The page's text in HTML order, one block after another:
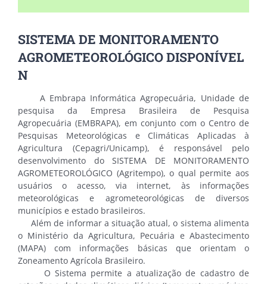
SISTEMA DE MONITORAMENTO
AGROMETEOROLÓGICO DISPONÍVEL
N
A Embrapa Informática Agropecuária, Unidade de
pesquisa da Empresa Brasileira de Pesquisa
Agropecuária (EMBRAPA), em conjunto com o Centro de
Pesquisas Meteorológicas e Climáticas Aplicadas à
Agricultura (Cepagri/Unicamp), é responsável pelo
desenvolvimento do SISTEMA DE MONITORAMENTO
AGROMETEOROLÓGICO (Agritempo), o qual permite aos
usuários o acesso, via internet, às informações
meteorológicas e agrometeorológicas de diversos
municípios e estado brasileiros.
Além de informar a situação atual, o sistema alimenta
o Ministério da Agricultura, Pecuária e Abastecimento
(MAPA) com informações básicas que orientam o
Zoneamento Agrícola Brasileiro.
O Sistema permite a atualização de cadastro de